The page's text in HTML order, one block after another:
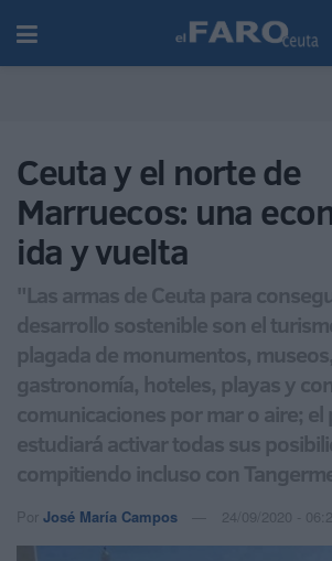
Ceuta y el norte de
Marruecos: una
ida y vuelta
"Las armas de Ceuta para
desarrollo sostenible son el
plagada de monumentos,
gastronomía, hoteles, playas y
comunicaciones por mar o aire;
estudiará activar todas sus
compitiendo incluso con
Por José María Campos 24/09/2020 -